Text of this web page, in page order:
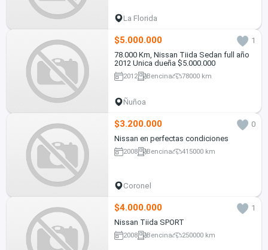
La Florida
$5.000.000
1
78.000 Km, Nissan Tiida Sedan full año
2012 Unica dueña $5.000.000
2012 Bencina 78000 km
Ñuñoa
$3.200.000
0
Nissan en perfectas condiciones
2008 Bencina 415000 km
Coronel
$4.000.000
1
Nissan Tiida SPORT
2008 Bencina 250000 km